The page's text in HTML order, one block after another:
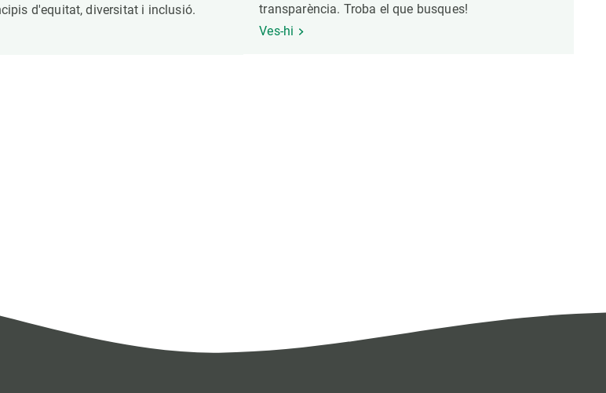
d'equitat, diversitat i inclusió.
transparència. Troba el que busques!
Ves-hi